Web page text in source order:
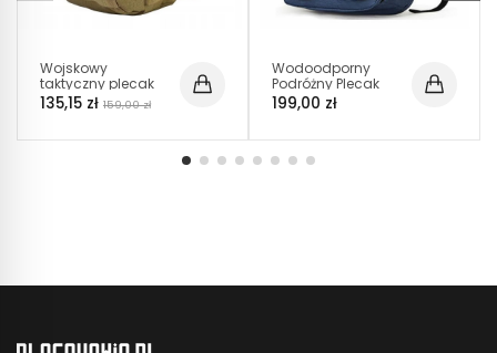
Wojskowy
taktyczny plecak
35L z kieszenią na
laptopa – (PT009)
135,15 zł 159,00 zł
Wodoodporny
Podróżny Plecak
na Laptopa 15.6"
USB Granatowy
199,00 zł